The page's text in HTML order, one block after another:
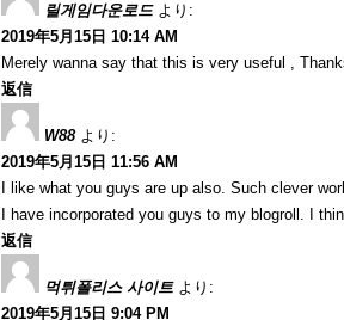
릴게임다운로드 より:
2019年5月15日 10:14 AM
Merely wanna say that this is very useful ,
返信
W88 より:
2019年5月15日 11:56 AM
I like what you guys are up also. Such clever
I have incorporated you guys to my blogroll. I
返信
먹튀폴리스 사이트 より:
2019年5月15日 9:04 PM